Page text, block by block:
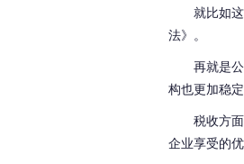
就比如
法》。
再就是
构也更加稳
税收方
企业享受的优